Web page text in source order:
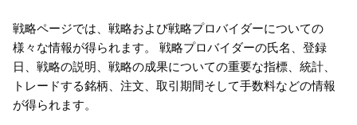
戦略ページでは、戦略および戦略プロバイダーについての
様々な情報が得られます。 戦略プロバイダーの氏名、登録
日、戦略の説明、戦略の成果についての重要な指標、統計、
トレードする銘柄、注文、取引期間そして手数料などの情報
が得られます。